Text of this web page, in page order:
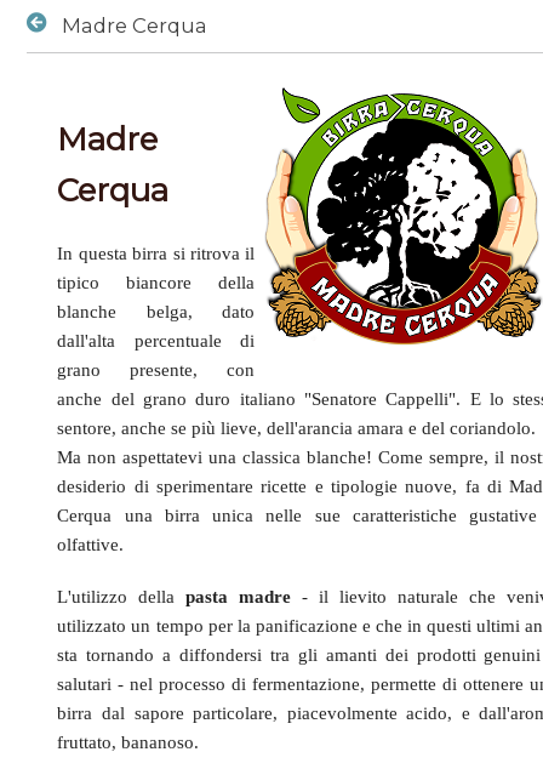
Breadcrumbs
Madre Cerqua
Madre
Cerqua
In questa birra si ritrova il
tipico biancore della
blanche belga, dato
dall'alta percentuale di
grano presente, con
anche del grano duro italiano "Senatore Cappelli". E lo
sentore, anche se più lieve, dell'arancia amara e del coriandolo.
Ma non aspettatevi una classica blanche! Come sempre, il
desiderio di sperimentare ricette e tipologie nuove, fa di
Cerqua una birra unica nelle sue caratteristiche
olfattive.
L'utilizzo dellapasta madre- il lievito naturale che
utilizzato un tempo per la panificazione e che in questi ultimi
sta tornando a diffondersi tra gli amanti dei prodotti
salutari - nel processo di fermentazione, permette di ottenere
birra dal sapore particolare, piacevolmente acido, e
fruttato, bananoso.